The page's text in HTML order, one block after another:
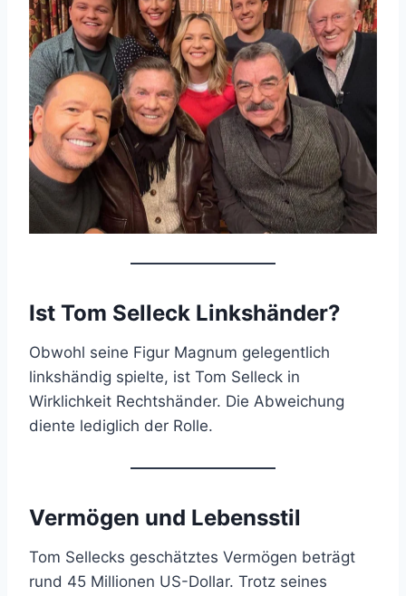
Ist Tom Selleck Linkshänder?
Obwohl seine Figur Magnum gelegentlich
linkshändig spielte, ist Tom Selleck in
Wirklichkeit Rechtshänder. Die Abweichung
diente lediglich der Rolle.
Vermögen und Lebensstil
Tom Sellecks geschätztes Vermögen beträgt
rund 45 Millionen US-Dollar. Trotz seines